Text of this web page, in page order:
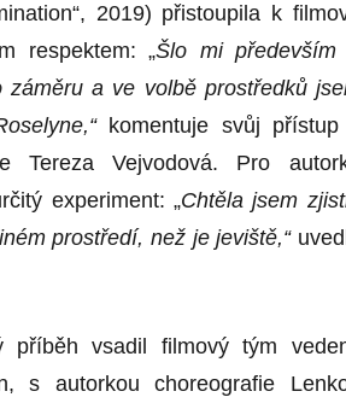
2019) přistoupila k
respektem: „Šlo mi především
a ve volbě prostředků
komentuje svůj
Tereza Vejvodová. Pro
experiment: „Chtěla jsem
prostředí, než je jeviště,“
příběh vsadil filmový tým
s autorkou choreografie